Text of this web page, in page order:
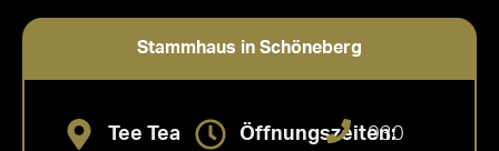
Stammhaus in Schöneberg
Tee Tea
Öffnungszeiten:
030